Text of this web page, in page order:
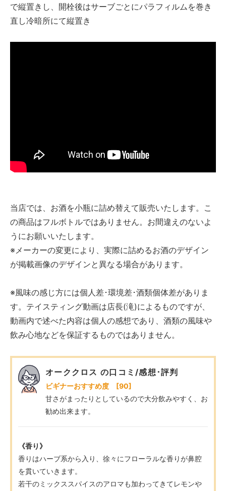
で縦置きし、開栓後はサーブごとにパラフィルムを巻き
直し冷暗所にて縦置き
当店では、お酒を小瓶に詰め替えて販売いたします。こ
の商品はフルボトルではありません。お間違えのないよ
うにお願いいたします。
※メーカーの変更により、実際に詰めるお酒のデザイン
が掲載画像のデザインと異なる場合があります。
※風味の感じ方には個人差･環境差･酒類個体差がありま
す。テイスティング動画は店長(滝)によるものですが、
動画内で述べた内容は個人の感想であり、酒類の風味や
飲み心地などを保証するものではありません。
オーククロス の口コミ/感想･評判
ビギナーおすすめ度 [90]
甘さがまったりとしているので大分飲みやすく、お
勧め出来ます。
《香り》
香りはハーブ系から入り、徐々にフローラルな香りが鼻腔
を貫いていきます。
若干のミックススパイスのアロマも加わってきてレモンや